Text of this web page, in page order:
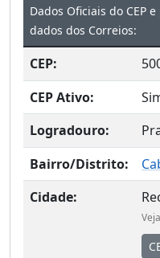
Dados Oficiais do CEP
dados dos Correios:
CEP:
CEP Ativo:
Logradouro:
Bairro/Distrito:
Cidade: